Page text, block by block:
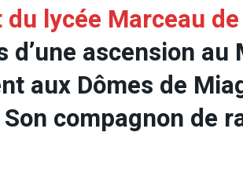
lycée Marceau
d’une ascension au
aux Dômes de
compagnon de